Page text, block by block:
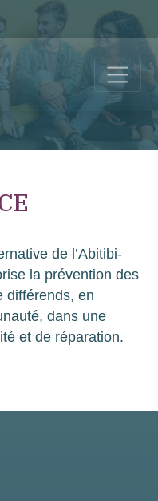
de l’Abitibi-
la prévention des
différends, en
dans une
et de réparation.